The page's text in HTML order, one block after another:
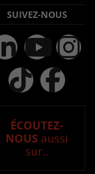
SUIVEZ-NOUS
ÉCOUTEZ-
NOUS aussi
sur..